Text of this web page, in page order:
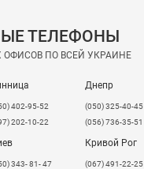
ТЕЛЕФОНЫ
ПО ВСЕЙ УКРАИНЕ
402-95-52
202-10-22
Днепр
(050) 325-40-45
(056) 736-35-51
343- 81- 47
Кривой Рог
(067) 491-22-25